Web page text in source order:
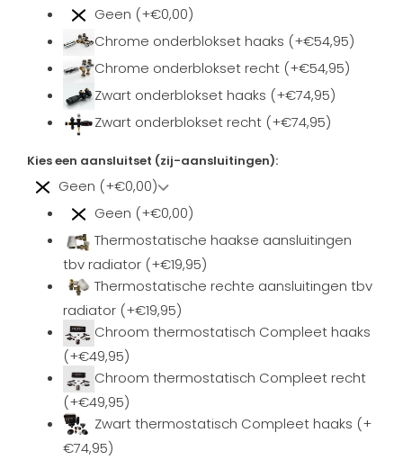
Geen (+€0,00)
Chrome onderblokset haaks (+€54,95)
Chrome onderblokset recht (+€54,95)
Zwart onderblokset haaks (+€74,95)
Zwart onderblokset recht (+€74,95)
Kies een aansluitset (zij-aansluitingen):
Geen (+€0,00)
Geen (+€0,00)
Thermostatische haakse aansluitingen
tbv radiator (+€19,95)
Thermostatische rechte aansluitingen tbv
radiator (+€19,95)
Chroom thermostatisch Compleet haaks
(+€49,95)
Chroom thermostatisch Compleet recht
(+€49,95)
Zwart thermostatisch Compleet haaks (+
€74,95)